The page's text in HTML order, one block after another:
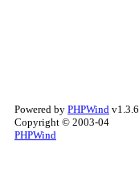
Powered by PHPWind v1.3.6
Copyright © 2003-04
PHPWind